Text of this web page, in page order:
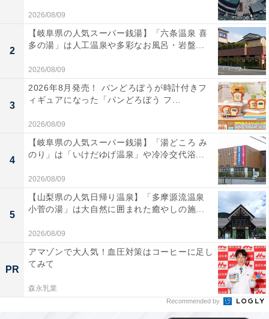
2026/08/09
2
【岐阜県の人気スーパー銭湯】「六条温泉 喜
多の湯」は人工温泉や多彩なお風呂・岩盤...
2026/08/09
3
2026年8月発売！ パンどろぼうが時計付きフ
ィギュアになった「パンどろぼう フ...
2026/08/09
4
【岐阜県の人気スーパー銭湯】「湯どころ み
のり」は「いけだゆげ温泉」や冷冷交代浴...
2026/08/09
5
【山梨県の人気日帰り温泉】「多摩源流温泉
小菅の湯」は大自然に囲まれた癒やしの施...
2026/08/09
PR
アマゾンで大人気！血圧対策はコーヒーに足し
てみて
森永乳業
Recommended by